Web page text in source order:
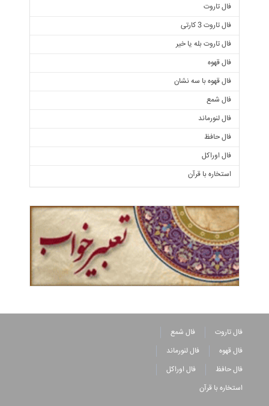
فال تاروت
فال تاروت 3 کارتی
فال تاروت بله یا خیر
فال قهوه
فال قهوه با سه نشان
فال شمع
فال لنورماند
فال حافظ
فال اوراکل
استخاره با قرآن
فال تاروت
فال شمع
فال قهوه
فال لنورماند
فال حافظ
فال اوراکل
استخاره با قرآن